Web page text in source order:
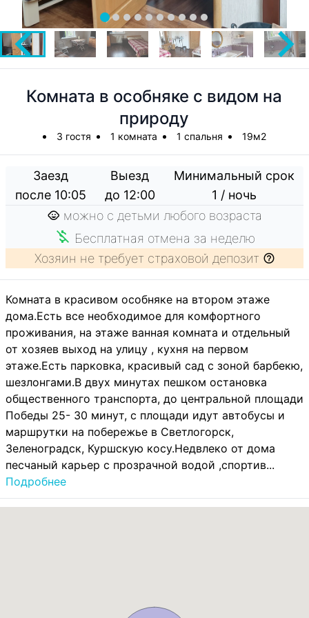
Комната в особняке с видом на
природу
3 гостя 1 комната 1 спальня 19м2
Заезд
после 10:05
Выезд
до 12:00
Минимальный срок
1 / ночь
можно с детьми любого возраста
Бесплатная отмена за неделю
Хозяин не требует страховой депозит
Комната в красивом особняке на втором этаже
дома.Есть все необходимое для комфортного
проживания, на этаже ванная комната и отдельный
от хозяев выход на улицу , кухня на первом
этаже.Есть парковка, красивый сад с зоной барбекю,
шезлонгами.В двух минутах пешком остановка
общественного транспорта, до центральной площади
Победы 25- 30 минут, с площади идут автобусы и
маршрутки на побережье в Светлогорск,
Зеленоградск, Куршскую косу.Недвлеко от дома
песчаный карьер с прозрачной водой ,спортив...
Подробнее